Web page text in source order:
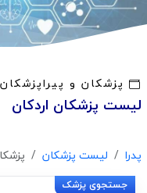
پزشکان و پیراپزشکان
لیست پزشکان اردکان
پدرا لیست پزشکان